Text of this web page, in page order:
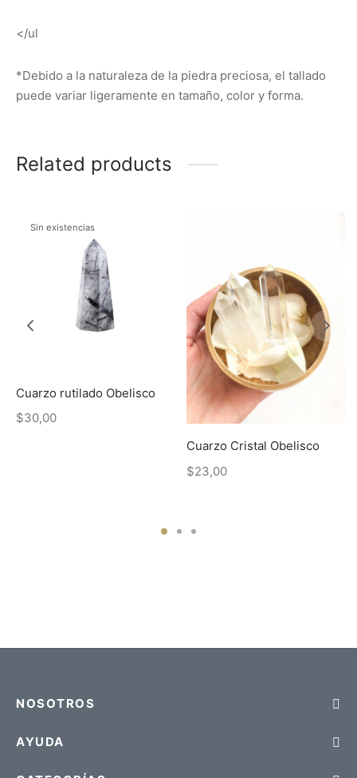
</ul
*Debido a la naturaleza de la piedra preciosa, el tallado
puede variar ligeramente en tamaño, color y forma.
Related products
Sin existencias
Cuarzo rutilado Obelisco
$30,00
Cuarzo Cristal Obelisco
$23,00
AYUDA
NOSOTROS